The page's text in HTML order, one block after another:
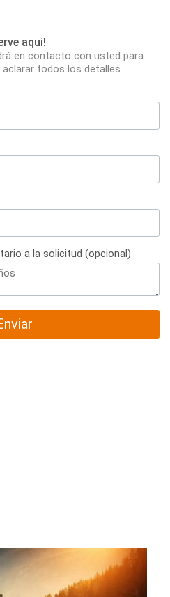
aqui!
en contacto con usted para
todos los detalles.
a la solicitud (opcional)